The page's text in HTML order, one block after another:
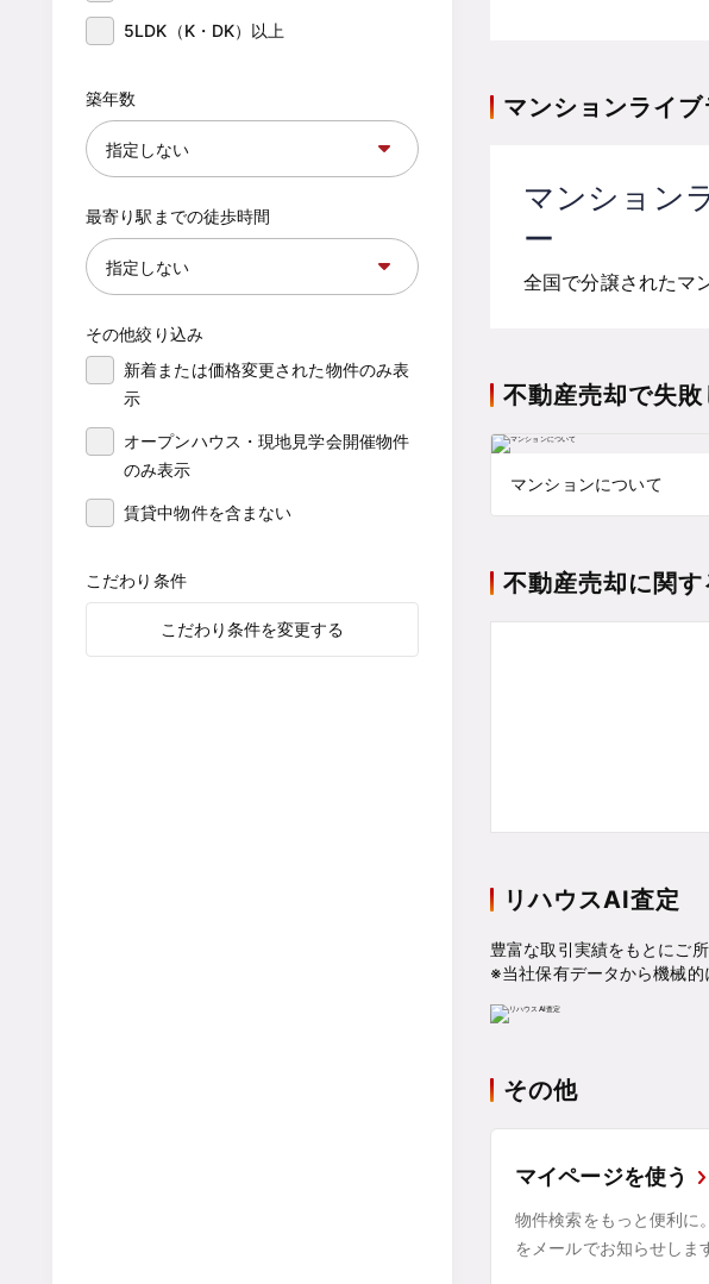
5LDK（K・DK）以上
築年数
最寄り駅までの徒歩時間
その他絞り込み
新着または価格変更された物件のみ表
示
オープンハウス・現地見学会開催物件
のみ表示
賃貸中物件を含まない
こだわり条件
こだわり条件を変更する
マンションライブ
マンション
ー
全国で分譲されたマ
不動産売却で失
マンションについて
不動産売却に関
リハウスAI査定
豊富な取引実績をもとにご
※当社保有データから機械
その他
マイページを使う
物件検索をもっと便利に
をメールでお知らせしま